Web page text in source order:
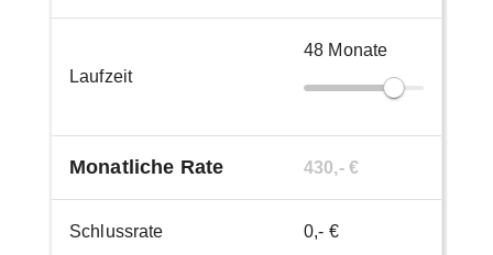
Laufzeit
48 Monate
Monatliche Rate 430,- €
Schlussrate 0,- €